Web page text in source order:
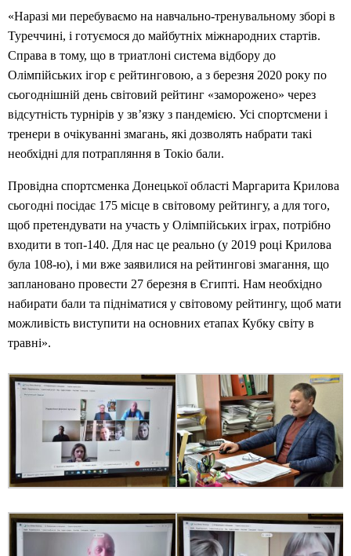
«Наразі ми перебуваємо на навчально-тренувальному зборі в
Туреччині, і готуємося до майбутніх міжнародних стартів.
Справа в тому, що в триатлоні система відбору до
Олімпійських ігор є рейтинговою, а з березня 2020 року по
сьогоднішній день світовий рейтинг «заморожено» через
відсутність турнірів у зв’язку з пандемією. Усі спортсмени і
тренери в очікуванні змагань, які дозволять набрати такі
необхідні для потрапляння в Токіо бали.
Провідна спортсменка Донецької області Маргарита Крилова
сьогодні посідає 175 місце в світовому рейтингу, а для того,
щоб претендувати на участь у Олімпійських іграх, потрібно
входити в топ-140. Для нас це реально (у 2019 році Крилова
була 108-ю), і ми вже заявилися на рейтингові змагання, що
заплановано провести 27 березня в Єгипті. Нам необхідно
набирати бали та підніматися у світовому рейтингу, щоб мати
можливість виступити на основних етапах Кубку світу в
травні».